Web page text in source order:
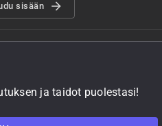
sisään
ja taidot puolestasi!